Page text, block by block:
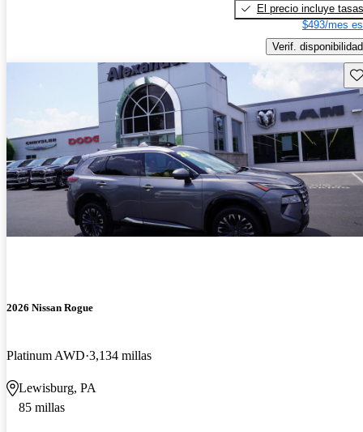
El precio incluye tasas
$493/mes
Verif. disponibilidad
2026 Nissan Rogue
Platinum AWD 3,134 millas
Lewisburg, PA
85 millas